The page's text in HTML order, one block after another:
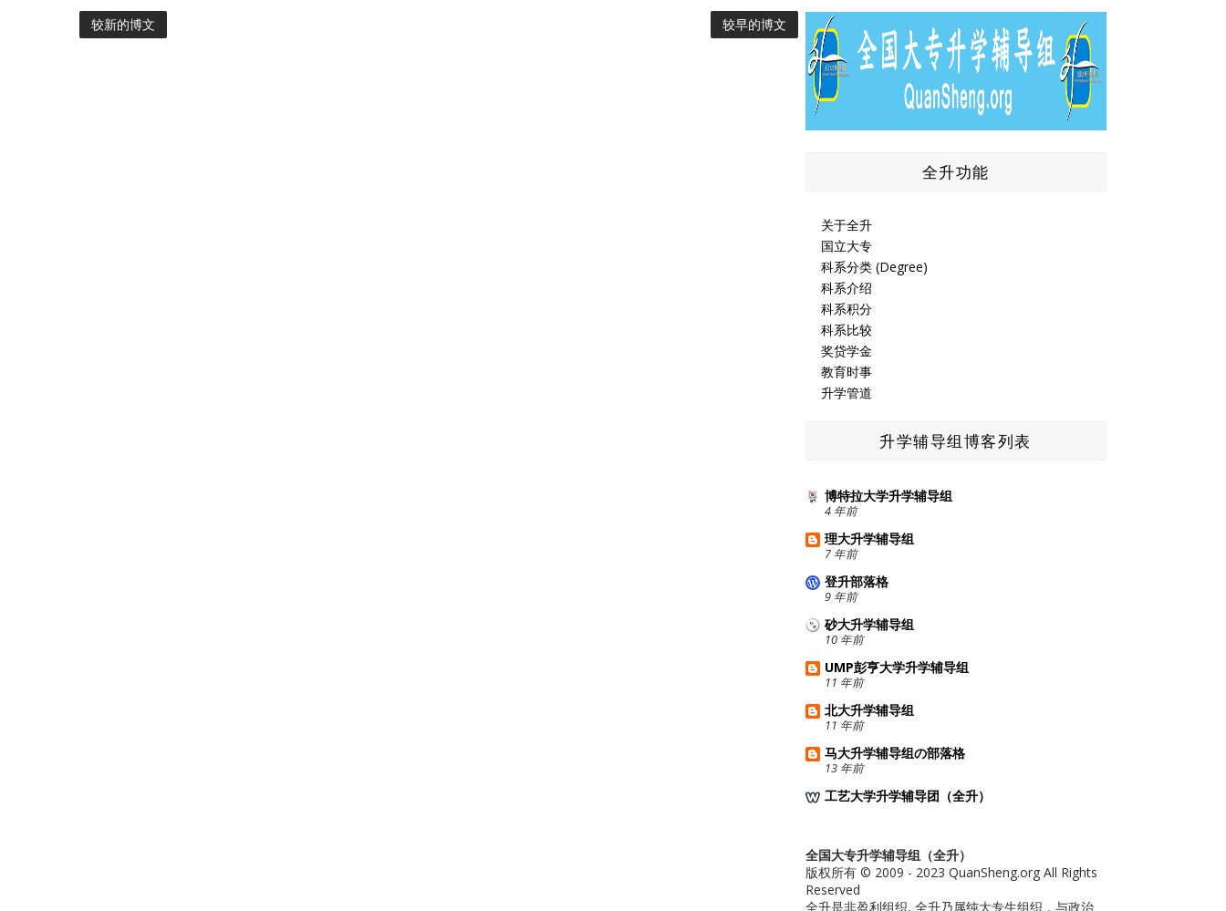
较新的博文 较早的博文
全升功能
关于全升
国立大专
科系分类 (Degree)
科系介绍
科系积分
科系比较
奖贷学金
教育时事
升学管道
升学辅导组博客列表
博特拉大学升学辅导组
4 年前
理大升学辅导组
7 年前
登升部落格
9 年前
砂大升学辅导组
10 年前
UMP彭亨大学升学辅导组
11 年前
北大升学辅导组
11 年前
马大升学辅导组の部落格
13 年前
工艺大学升学辅导团（全升）
全国大专升学辅导组（全升）
版权所有 © 2009 - 2023 QuanSheng.org All Rights
Reserved
全升是非盈利组织, 全升乃属纯大专生组织，与政治